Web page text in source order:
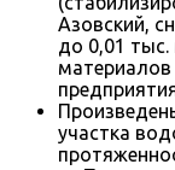
Азовский,
до 0,01
участка